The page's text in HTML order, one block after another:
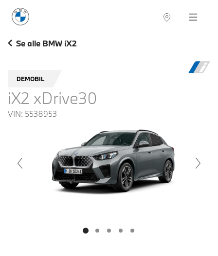
BMW Norge Navigation
Se alle BMW iX2
DEMOBIL
iX2 xDrive30
VIN: 5538953